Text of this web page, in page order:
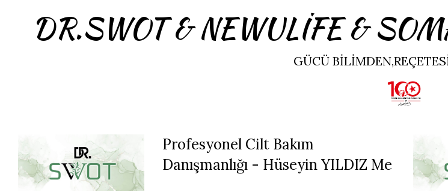
DR.SWOT & NEWULİFE &
GÜCÜ
Profesyonel Cilt Bakım
Danışmanlığı - Hüseyin YILDIZ Me